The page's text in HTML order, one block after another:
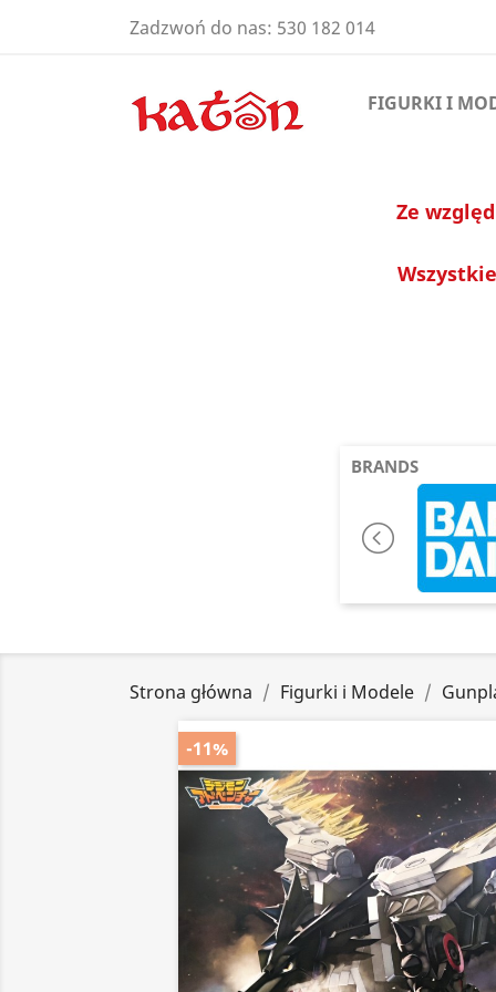
Zadzwoń do nas: 530 182 014
FIGURKI I
Ze
BRANDS
Strona główna Figurki i Modele
-11%